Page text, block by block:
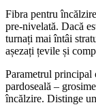
Fibra pentru
pre-nivelată. Dacă
turnați mai întâi
așezați țevile și
Parametrul principal
pardoseală –
încălzire. Distinge